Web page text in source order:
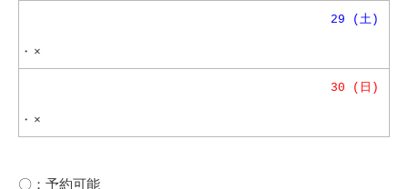
29 (土)
・ ×
30 (日)
・ ×
〇：予約可能